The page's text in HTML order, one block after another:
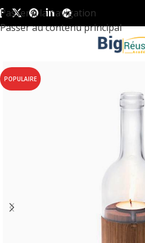
Passer à la navigation
Passer au contenu principal
POPULAIRE